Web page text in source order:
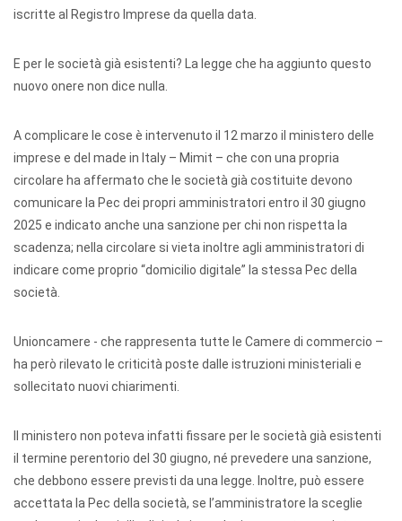
iscritte al Registro Imprese da quella data.
E per le società già esistenti? La legge che ha aggiunto questo
nuovo onere non dice nulla.
A complicare le cose è intervenuto il 12 marzo il ministero delle
imprese e del made in Italy – Mimit – che con una propria
circolare ha affermato che le società già costituite devono
comunicare la Pec dei propri amministratori entro il 30 giugno
2025 e indicato anche una sanzione per chi non rispetta la
scadenza; nella circolare si vieta inoltre agli amministratori di
indicare come proprio “domicilio digitale” la stessa Pec della
società.
Unioncamere - che rappresenta tutte le Camere di commercio –
ha però rilevato le criticità poste dalle istruzioni ministeriali e
sollecitato nuovi chiarimenti.
Il ministero non poteva infatti fissare per le società già esistenti
il termine perentorio del 30 giugno, né prevedere una sanzione,
che debbono essere previsti da una legge. Inoltre, può essere
accettata la Pec della società, se l’amministratore la sceglie